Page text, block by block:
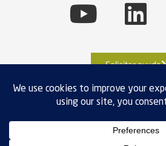
Solicitar ayuda
CUMPLIMIENTO DE EXPORTACIÓN
VENTAS